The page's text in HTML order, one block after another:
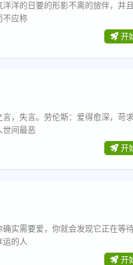
洋的日要的形影不离的旅伴，并
不应称
开
，失言。劳伦斯：爱得愈深，苛
世间最恶
开
实需要爱，你就会发现它正在等待
的人
开